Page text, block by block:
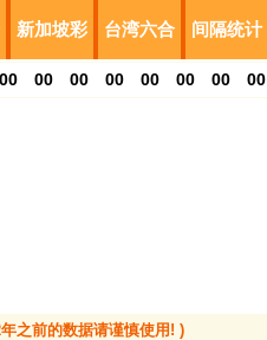
新加坡彩 台湾六合 间隔统计
00 00 00 00 00 00 00 00
之前的数据请谨慎使用! )